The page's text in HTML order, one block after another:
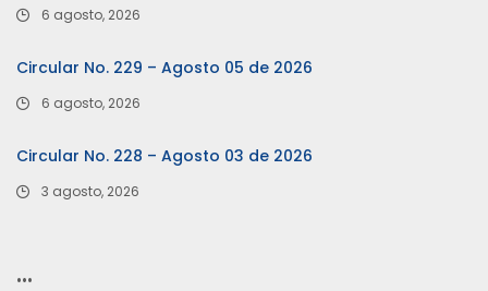
6 agosto, 2026
Circular No. 229 – Agosto 05 de 2026
6 agosto, 2026
Circular No. 228 – Agosto 03 de 2026
3 agosto, 2026
…